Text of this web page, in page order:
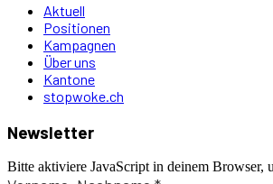
Aktuell
Positionen
Kampagnen
Über uns
Kantone
stopwoke.ch
Newsletter
Bitte aktiviere JavaScript in deinem Browser,